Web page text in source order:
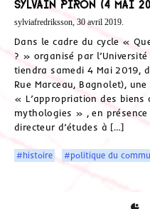
Sylvain Piron (4 mai
sylviafredriksson, 30 avril 2019.
Dans le cadre du cycle «
? » organisé par
tiendra samedi 4 Mai 2019,
Rue Marceau, Bagnolet),
« L’appropriation des biens
mythologies » , en
directeur d’études à […]
#histoire #politique du